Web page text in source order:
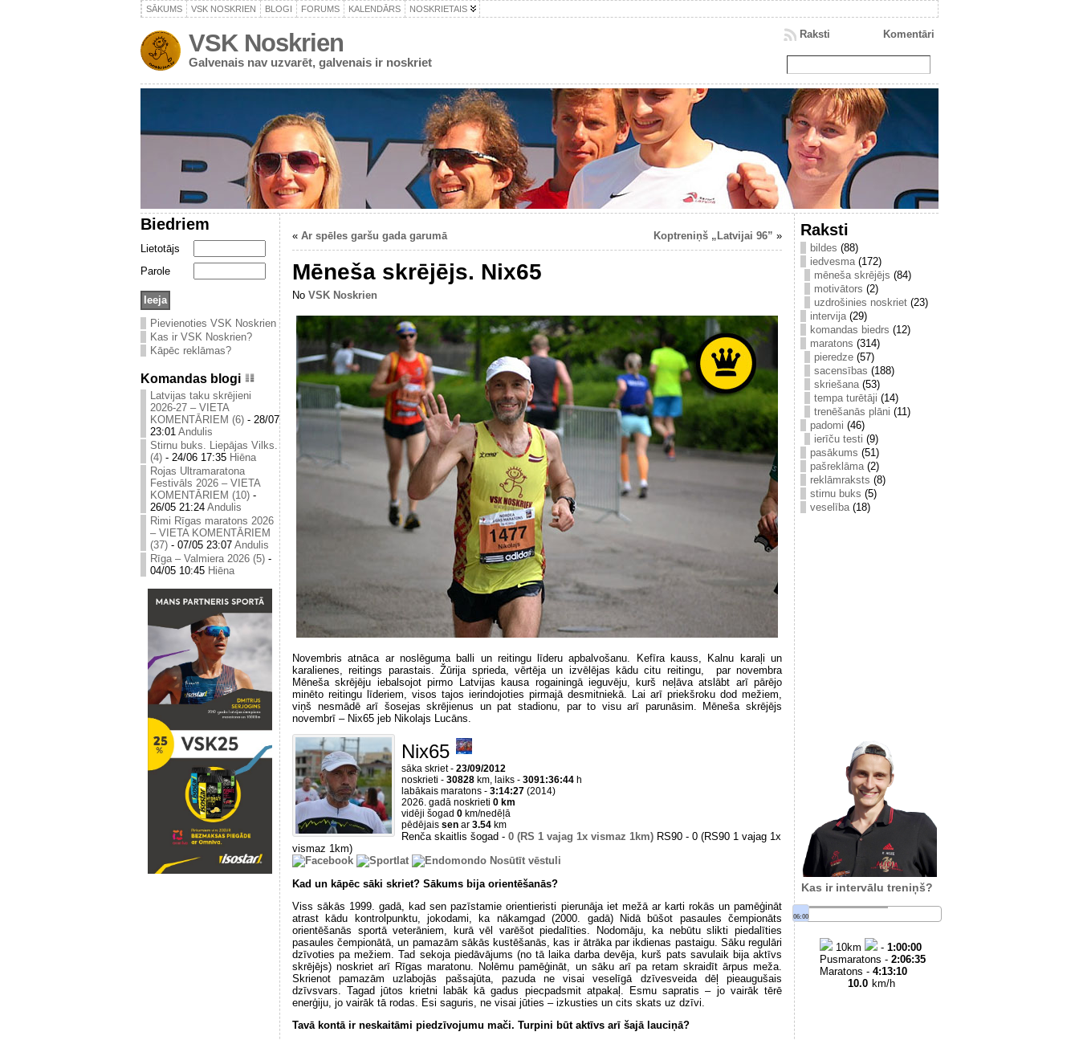
SĀKUMS VSK NOSKRIEN BLOGI FORUMS KALENDĀRS NOSKRIETAIS
VSK Noskrien
Galvenais nav uzvarēt, galvenais ir noskriet
Komentāri
Raksti
Biedriem
Lietotājs
Parole
Pievienoties VSK Noskrien
Kas ir VSK Noskrien?
Kāpēc reklāmas?
Komandas blogi
Latvijas taku skrējieni
2026-27 – VIETA
KOMENTĀRIEM (6) - 28/07
23:01 Andulis
Stirnu buks. Liepājas Vilks.
(4) - 24/06 17:35 Hiēna
Rojas Ultramaratona
Festivāls 2026 – VIETA
KOMENTĀRIEM (10) -
26/05 21:24 Andulis
Rimi Rīgas maratons 2026
– VIETA KOMENTĀRIEM
(37) - 07/05 23:07 Andulis
Rīga – Valmiera 2026 (5) -
04/05 10:45 Hiēna
« Ar spēles garšu gada garumā Koptreniņš „Latvijai 96” »
Mēneša skrējējs. Nix65
No VSK Noskrien
Novembris atnāca ar noslēguma balli un reitingu līderu apbalvošanu. Kefīra kauss, Kalnu karaļi un
karalienes, reitings parastais. Žūrija sprieda, vērtēja un izvēlējas kādu citu reitingu, par novembra
Mēneša skrējēju iebalsojot pirmo Latvijas kausa rogainingā ieguvēju, kurš neļāva atslābt arī pārējo
minēto reitingu līderiem, visos tajos ierindojoties pirmajā desmitniekā. Lai arī priekšroku dod mežiem,
viņš nesmādē arī šosejas skrējienus un pat stadionu, par to visu arī parunāsim. Mēneša skrējējs
novembrī – Nix65 jeb Nikolajs Lucāns.
Nix65
sāka skriet - 23/09/2012
noskrieti - 30828 km, laiks - 3091:36:44 h
labākais maratons - 3:14:27 (2014)
2026. gadā noskrieti 0 km
vidēji šogad 0 km/nedēļā
pēdējais sen ar 3.54 km
Renča skaitlis šogad - 0 (RS 1 vajag 1x vismaz 1km) RS90 - 0 (RS90 1 vajag 1x
vismaz 1km)
Nosūtīt vēstuli
Kad un kāpēc sāki skriet? Sākums bija orientēšanās?
Viss sākās 1999. gadā, kad sen pazīstamie orientieristi pierunāja iet mežā ar karti rokās un pamēģināt
atrast kādu kontrolpunktu, jokodami, ka nākamgad (2000. gadā) Nidā būšot pasaules čempionāts
orientēšanās sportā veterāniem, kurā vēl varēšot piedalīties. Nodomāju, ka nebūtu slikti piedalīties
pasaules čempionātā, un pamazām sākās kustēšanās, kas ir ātrāka par ikdienas pastaigu. Sāku regulāri
dzīvoties pa mežiem. Tad sekoja piedāvājums (no tā laika darba devēja, kurš pats savulaik bija aktīvs
skrējējs) noskriet arī Rīgas maratonu. Nolēmu pamēģināt, un sāku arī pa retam skraidīt ārpus meža.
Skrienot pamazām uzlabojās pašsajūta, pazuda ne visai veselīgā dzīvesveida dēļ pieaugušais
dzīvsvars. Tagad jūtos krietni labāk kā gadus piecpadsmit atpakaļ. Esmu sapratis – jo vairāk tērē
enerģiju, jo vairāk tā rodas. Esi saguris, ne visai jūties – izkusties un cits skats uz dzīvi.
Tavā kontā ir neskaitāmi piedzīvojumu mači. Turpini būt aktīvs arī šajā lauciņā?
Raksti
bildes (88)
iedvesma(172)
mēneša skrējējs (84)
motivātors (2)
uzdrošinies noskriet (23)
intervija(29)
komandas biedrs (12)
maratons (314)
pieredze (57)
sacensības (188)
skriešana(53)
tempa turētāji (14)
trenēšanās plāni (11)
padomi (46)
ierīču testi (9)
pasākums (51)
pašreklāma(2)
reklāmraksts (8)
stirnu buks (5)
veselība(18)
Kas ir intervālu treniņš?
06:00
10km - 1:00:00
Pusmaratons - 2:06:35
Maratons - 4:13:10
10.0 km/h